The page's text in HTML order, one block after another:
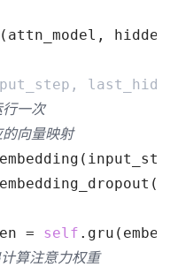
一次
向量映射
= self
算注意力权重